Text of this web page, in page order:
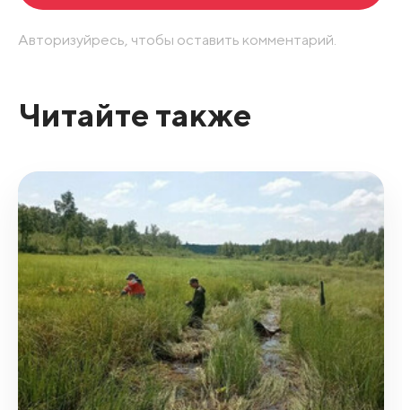
Авторизуйресь, чтобы оставить комментарий.
Читайте также